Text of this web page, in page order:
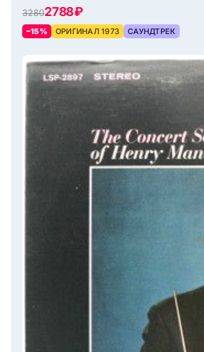
32802788 ₽
–15% ОРИГИНАЛ 1973 САУНДТРЕК